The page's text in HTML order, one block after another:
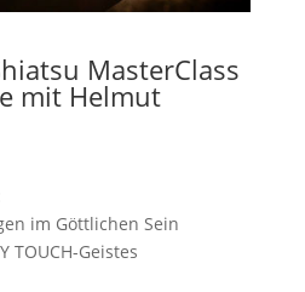
MasterClass
mit Helmut
im Göttlichen Sein
TOUCH-Geistes